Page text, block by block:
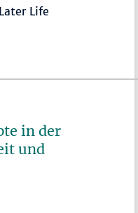
Life
in der
und